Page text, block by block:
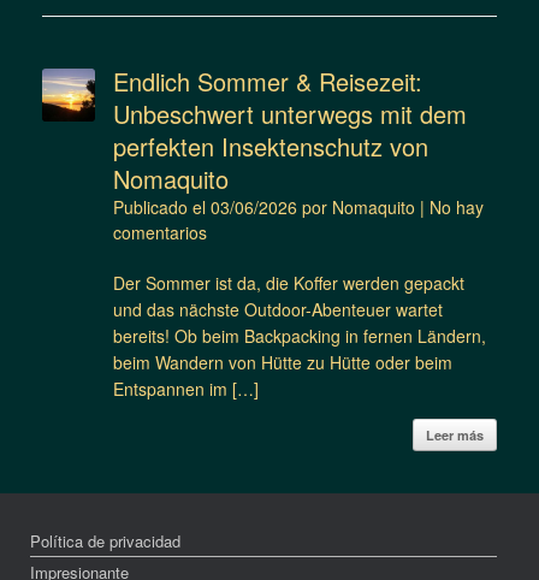
Endlich Sommer & Reisezeit:
Unbeschwert unterwegs mit dem
perfekten Insektenschutz von
Nomaquito
Publicado el 03/06/2026 por Nomaquito | No hay
comentarios
Der Sommer ist da, die Koffer werden gepackt
und das nächste Outdoor-Abenteuer wartet
bereits! Ob beim Backpacking in fernen Ländern,
beim Wandern von Hütte zu Hütte oder beim
Entspannen im […]
Leer más
Política de privacidad
Impresionante